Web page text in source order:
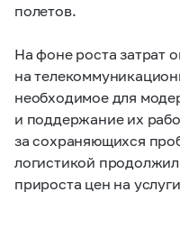
полетов.
На фоне роста затрат
на
необходимое для
и поддержание их
за сохраняющихся
логистикой
прироста цен на